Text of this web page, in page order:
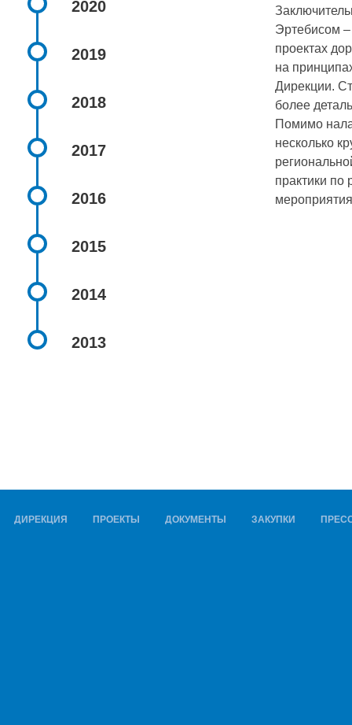
2020
2019
2018
2017
2016
2015
2014
2013
Эртебисом
проектах
на
Дирекции.
более
Помимо
несколько
практики по
ДИРЕКЦИЯ ПРОЕКТЫ ДОКУМЕНТЫ ЗАКУПКИ